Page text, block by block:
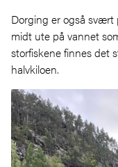
Dorging er også
midt ute på vannet
storfiskene finnes det
halvkiloen.